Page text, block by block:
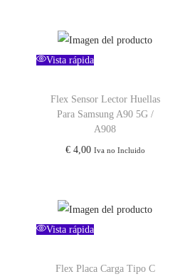
Vista rápida
Flex Sensor Lector Huellas
Para Samsung A90 5G /
A908
€4,00 Iva no Incluido
Vista rápida
Flex Placa Carga Tipo C